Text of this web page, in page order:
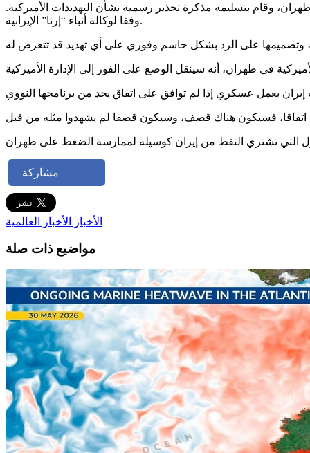
وقام بتسليمه مذكرة تحذير رسمية بشأن التهديدات الأميركية.
وفقا لوكالة أنباء “إرنا” الإيرانية.
مشاركة
الأخبار الأخبار العالمية
مواضيع ذات صلة